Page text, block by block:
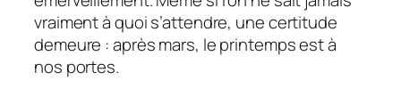
vraiment à quoi s’attendre, une certitude
demeure : après mars, le printemps est à
nos portes.